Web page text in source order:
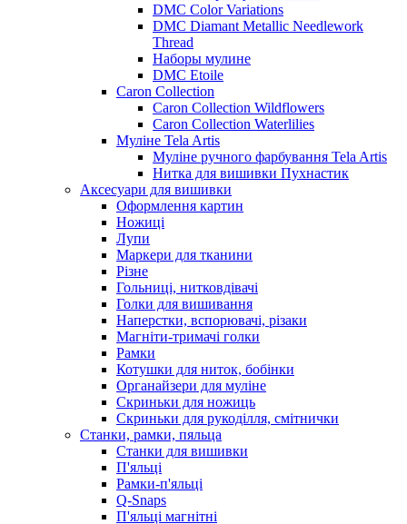
DMC Color Variations
DMC Diamant Metallic Needlework
Thread
Наборы мулине
DMC Etoile
Caron Collection
Caron Collection Wildflowers
Caron Collection Waterlilies
Муліне Tela Artis
Муліне ручного фарбування Tela Artis
Нитка для вишивки Пухнастик
Аксесуари для вишивки
Оформлення картин
Ножиці
Лупи
Маркери для тканини
Різне
Гольниці, нитковдівачі
Голки для вишивання
Наперстки, вспорювачі, різаки
Магніти-тримачі голки
Рамки
Котушки для ниток, бобінки
Органайзери для муліне
Скриньки для ножиць
Скриньки для рукоділля, смітнички
Станки, рамки, пяльца
Станки для вишивки
П'яльці
Рамки-п'яльці
Q-Snaps
П'яльці магнітні